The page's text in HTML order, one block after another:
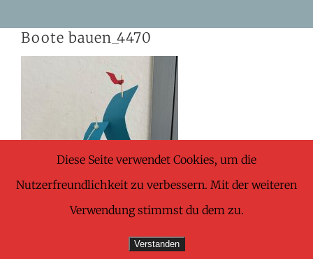
Boote bauen_4470
Diese Seite verwendet Cookies, um die
Nutzerfreundlichkeit zu verbessern. Mit der weiteren
Verwendung stimmst du dem zu.
Verstanden